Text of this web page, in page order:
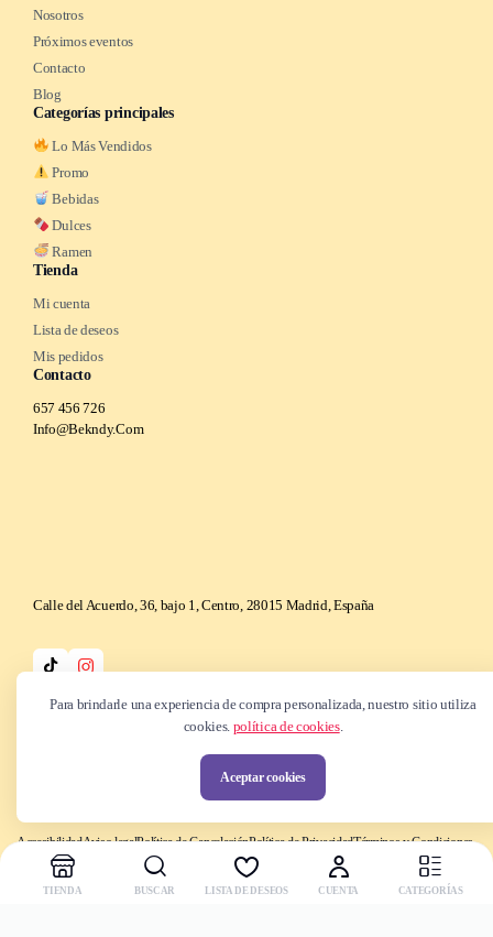
Nosotros
Próximos eventos
Contacto
Blog
Categorías principales
Lo Más Vendidos
Promo
Bebidas
Dulces
Ramen
Tienda
Mi cuenta
Lista de deseos
Mis pedidos
Contacto
657 456 726
Info@Bekndy.Com
Calle del Acuerdo, 36, bajo 1, Centro, 28015 Madrid, España
AccesibilidadAviso legalPolítica de CancelaciónPolítica de PrivacidadTérminos y Condiciones
Para brindarle una experiencia de compra personalizada, nuestro sitio utiliza
cookies. política de cookies.
Aceptar cookies
TIENDA BUSCAR LISTA DE DESEOS CUENTA CATEGORÍAS